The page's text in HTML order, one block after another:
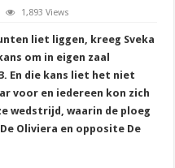
1,893 Views
liet liggen, kreeg Sveka
om in eigen zaal
En die kans liet het niet
voor en iedereen kon zich
wedstrijd, waarin de ploeg
Oliviera en opposite De